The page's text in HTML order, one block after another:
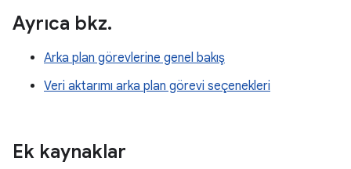
Ayrıca bkz.
Arka plan görevlerine genel bakış
Veri aktarımı arka plan görevi seçenekleri
Ek kaynaklar